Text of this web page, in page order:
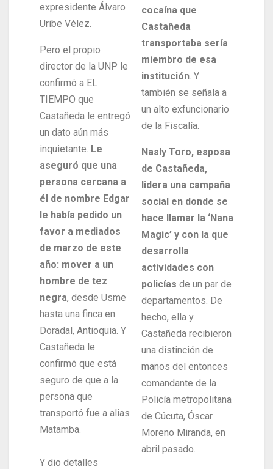
expresidente Álvaro
Uribe Vélez.
Pero el propio
director de la UNP le
confirmó a EL
TIEMPO que
Castañeda le entregó
un dato aún más
inquietante. Le
aseguró que una
persona cercana a
él de nombre Edgar
le había pedido un
favor a mediados
de marzo de este
año: mover a un
hombre de tez
negra, desde Usme
hasta una finca en
Doradal, Antioquia. Y
Castañeda le
confirmó que está
seguro de que a la
persona que
transportó fue a alias
Matamba.
Y dio detalles
cocaína que
Castañeda
transportaba sería
miembro de esa
institución. Y
también se señala a
un alto exfuncionario
de la Fiscalía.
Nasly Toro, esposa
de Castañeda,
lidera una campaña
social en donde se
hace llamar la ‘Nana
Magic’ y con la que
desarrolla
actividades con
policías de un par de
departamentos. De
hecho, ella y
Castañeda recibieron
una distinción de
manos del entonces
comandante de la
Policía metropolitana
de Cúcuta, Óscar
Moreno Miranda, en
abril pasado.